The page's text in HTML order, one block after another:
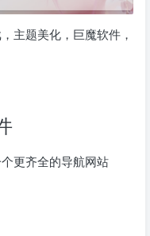
主题美化，巨魔软件，
更齐全的导航网站